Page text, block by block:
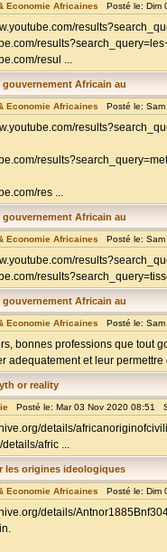
Economie Africaines Posté le: Dim
resul ...
Africain au
Economie Africaines Posté le:
res ...
Africain au
Economie Africaines Posté le:
Africain au
Economie Africaines Posté le:
bonnes professions que tout
adequatement et leur
or reality
Posté le: Mar 03 Nov 2020 08:51
details/
afric ...
les origines ideologiques
Economie Africaines Posté le: Dim
details/